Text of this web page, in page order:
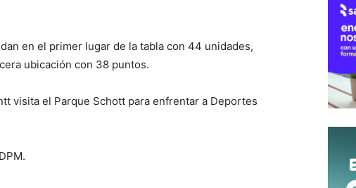
en el primer lugar de la tabla con 44 unidades,
ubicación con 38 puntos.
visita el Parque Schott para enfrentar a Deportes